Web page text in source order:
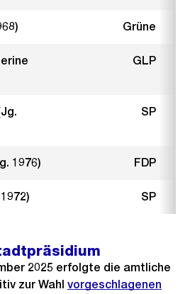
Grüne
GLP
SP
1976) FDP
SP
2025 erfolgte die amtliche
zur Wahl Externer
vorgeschlagenen